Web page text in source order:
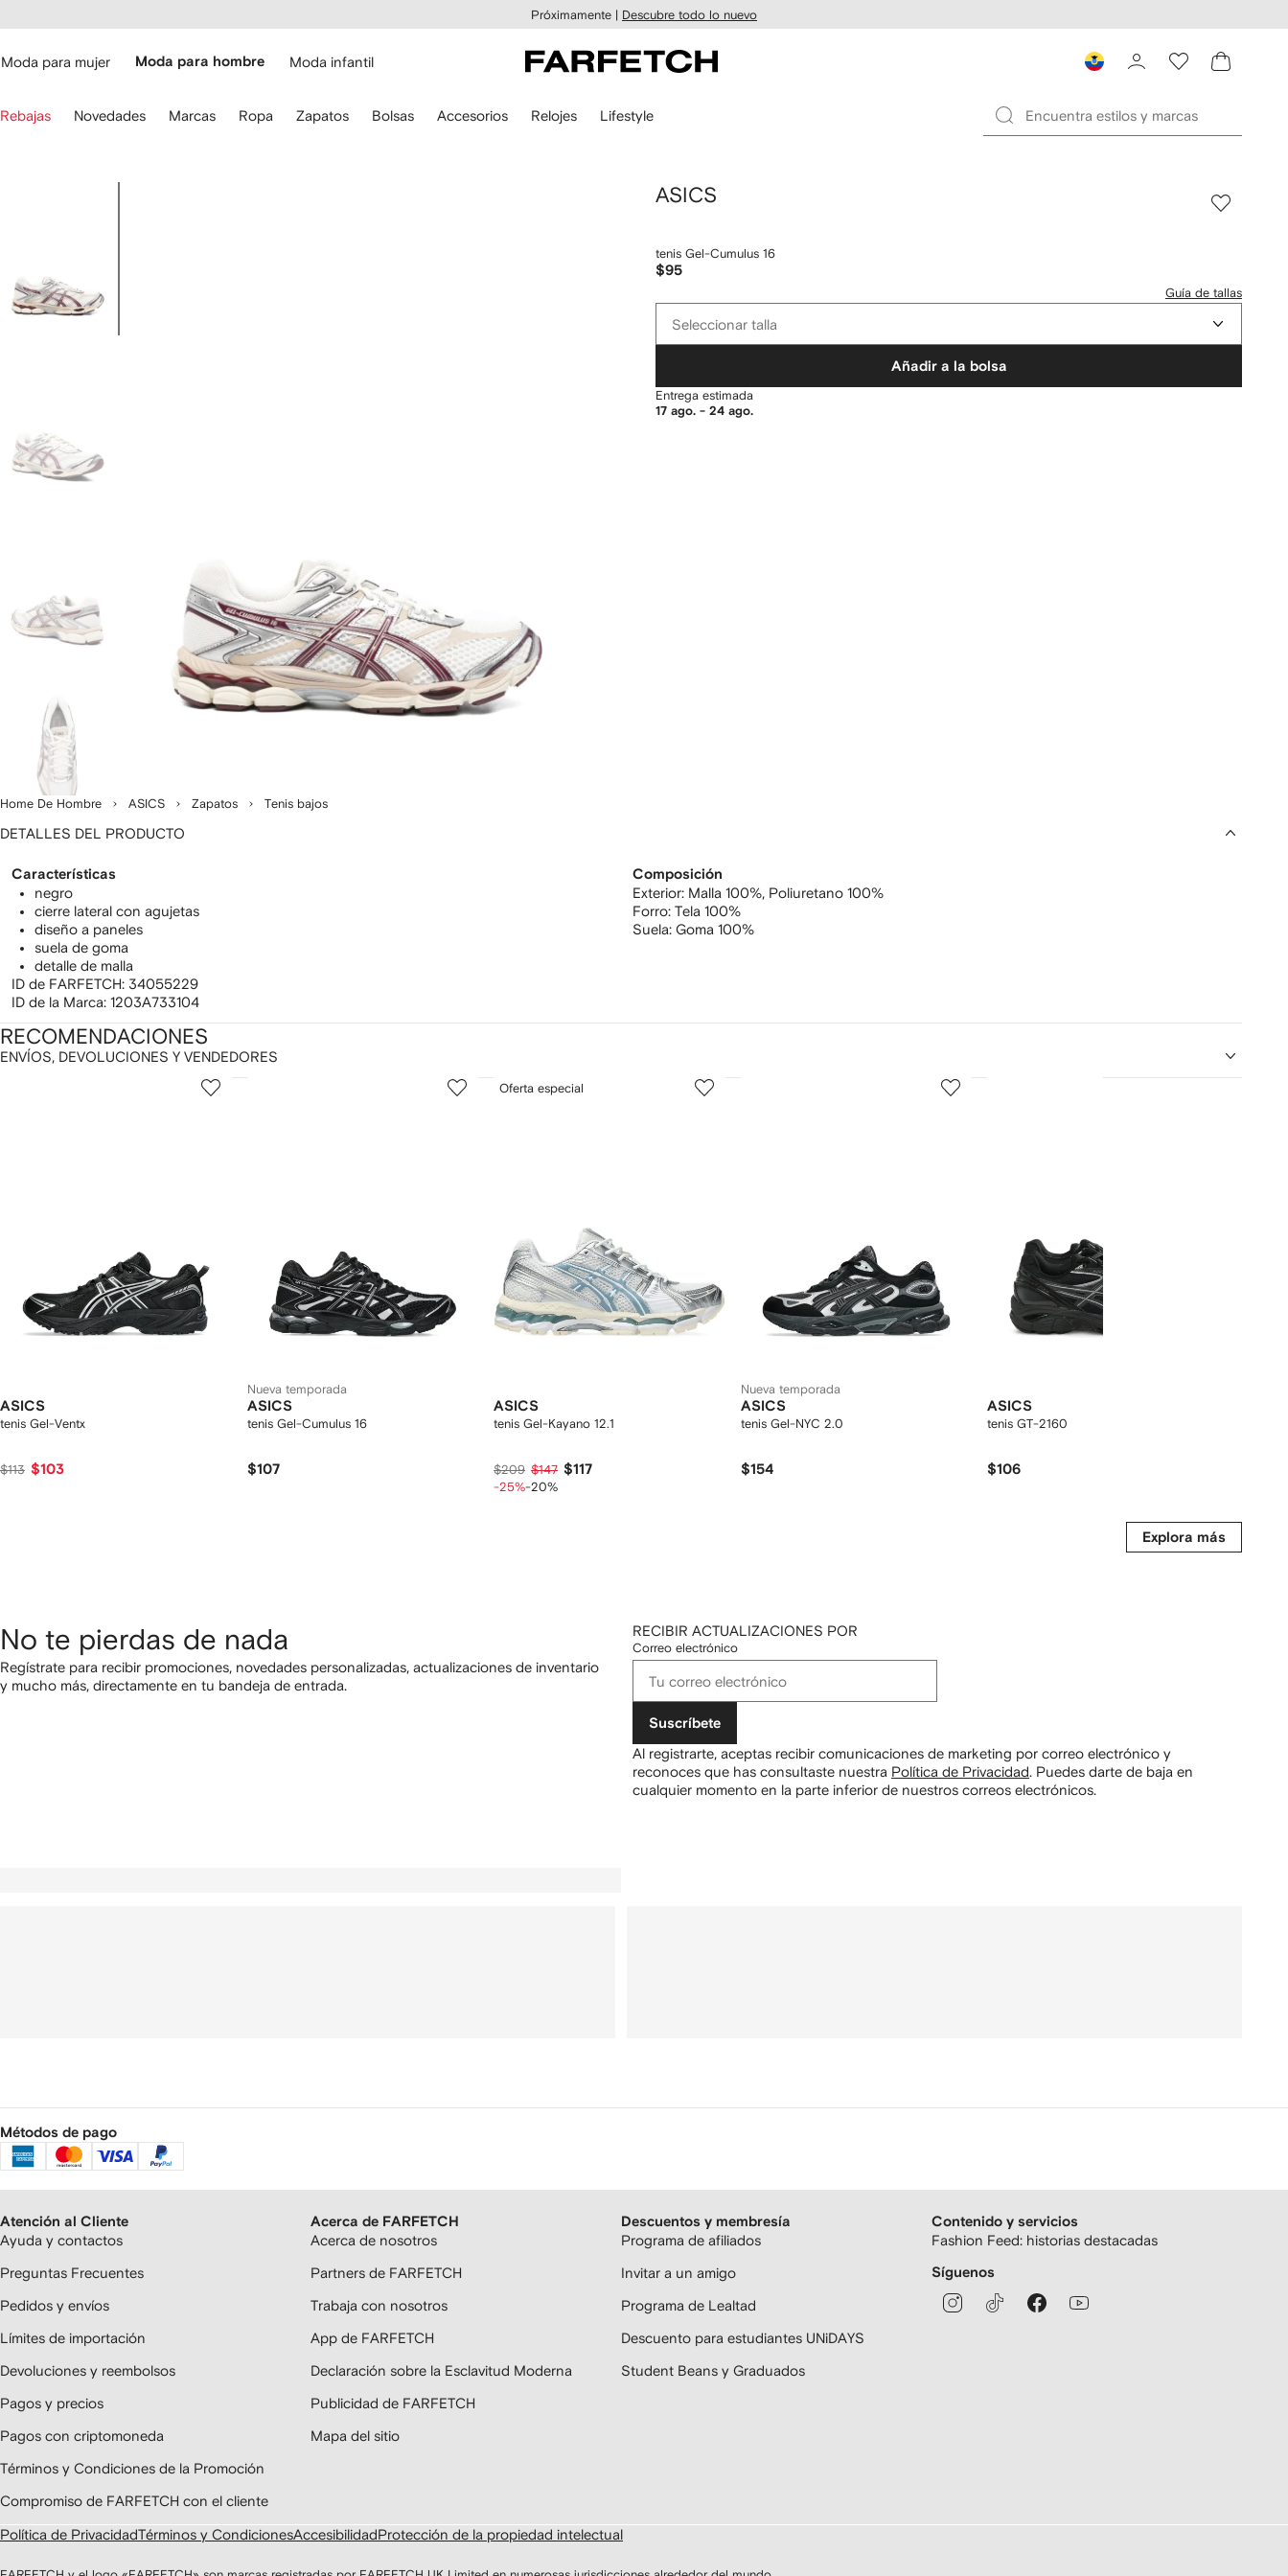
Próximamente | Descubre todo lo nuevo
Moda para mujer Moda para hombre Moda infantil
Rebajas Novedades Marcas Ropa Zapatos Bolsas Accesorios Relojes Lifestyle
Home De Hombre ASICS Zapatos Tenis bajos
ASICS
tenis Gel-Cumulus 16
$95
Guía de tallas
tallaSeleccionar talla
Añadir a la bolsa
Entrega estimada
17 ago. - 24 ago.
DETALLES DEL PRODUCTO
Características
negro
cierre lateral con agujetas
diseño a paneles
suela de goma
detalle de malla
ID de FARFETCH: 34055229
ID de la Marca: 1203A733104
Composición
Exterior: Malla 100%, Poliuretano 100%
Forro: Tela 100%
Suela: Goma 100%
ENVÍOS, DEVOLUCIONES Y VENDEDORES
RECOMENDACIONES
ASICS
tenis Gel-Ventx
$113 $103
2
Nueva temporada
ASICS
tenis Gel-Cumulus 16
$107
3
de
Oferta especial
ASICS
tenis Gel-Kayano 12.1
$209 $147 $117
-25%-20%
4
Nueva temporada
ASICS
tenis Gel-NYC 2.0
$154
5
ASICS
tenis GT-2160
$106
6
Explora más
No te pierdas de nada
Regístrate para recibir promociones, novedades personalizadas, actualizaciones de inventario
y mucho más, directamente en tu bandeja de entrada.
RECIBIR ACTUALIZACIONES POR
Correo electrónico
Suscríbete
Al registrarte, aceptas recibir comunicaciones de marketing por correo electrónico y
reconoces que has consultaste nuestra Política de Privacidad. Puedes darte de baja en
cualquier momento en la parte inferior de nuestros correos electrónicos.
Métodos de pago
Atención al Cliente
Ayuda y contactos
Preguntas Frecuentes
Pedidos y envíos
Límites de importación
Devoluciones y reembolsos
Pagos y precios
Pagos con criptomoneda
Términos y Condiciones de la Promoción
Compromiso de FARFETCH con el cliente
Acerca de FARFETCH
Acerca de nosotros
Partners de FARFETCH
Trabaja con nosotros
App de FARFETCH
Declaración sobre la Esclavitud Moderna
Publicidad de FARFETCH
Mapa del sitio
Descuentos y membresía
Programa de afiliados
Invitar a un amigo
Programa de Lealtad
Descuento para estudiantes UNiDAYS
Student Beans y Graduados
Contenido y servicios
Fashion Feed: historias destacadas
Síguenos
Política de PrivacidadTérminos y CondicionesAccesibilidadProtección de la propiedad intelectual